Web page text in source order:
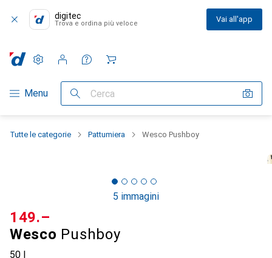
digitec
Trova e ordina più veloce Vai all'app
Categoria Navigazione
Menu Cerca
Impostazioni
Conto cliente
Liste di confronto
Liste dei desideri
Carrello
Tutte le categorie Pattumiera Wesco Pushboy
5 immagini
Wesco Pushboy
50 l
CHF
149.–